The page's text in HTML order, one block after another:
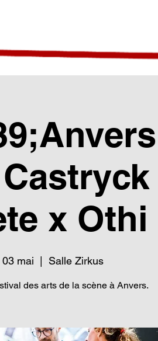
x
03 mai Salle Zirkus
des arts de la scène à Anvers.